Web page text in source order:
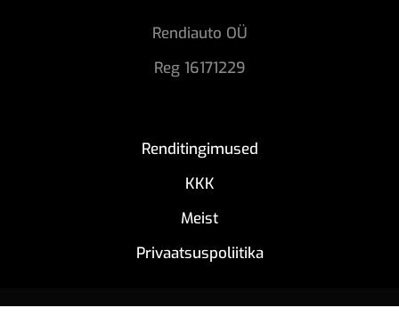
Rendiauto OÜ
Reg 16171229
Renditingimused
KKK
Meist
Privaatsuspoliitika